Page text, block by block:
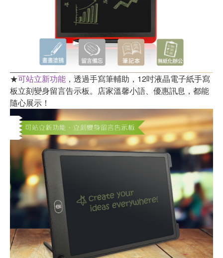
★可站立新功能 ，透過手寫筆輔助，12吋液晶電子紙手寫
板立刻變身留言告示板。店家溫馨小語、優惠訊息，都能
隨心展示！